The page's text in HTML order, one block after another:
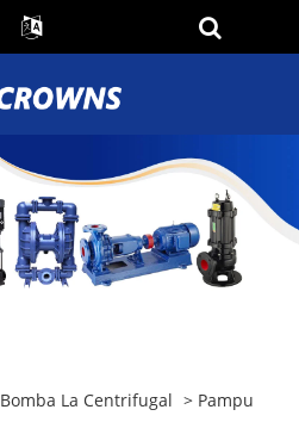
Bomba La Centrifugal > Pampu